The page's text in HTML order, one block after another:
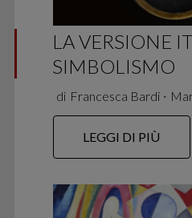
LA VERSIONE
SIMBOLISMO
di Francesca Bardi ∙
LEGGI DI PIÙ